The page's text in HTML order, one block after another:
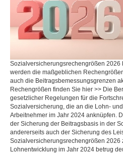
Sozialversicherungsrechengrößen 2026
werden die maßgeblichen
auch die Beitragsbemessungsgrenzen
Rechengrößen finden Sie hier >> Die
gesetzlicher Regelungen für die
Sozialversicherung, die an die Lohn-
Arbeitnehmer im Jahr 2024 anknüpfen.
der Sicherung der Beitragsbasis in der
andererseits auch der Sicherung des
Sozialversicherungsrechengrößen 2026
Lohnentwicklung im Jahr 2024 betrug